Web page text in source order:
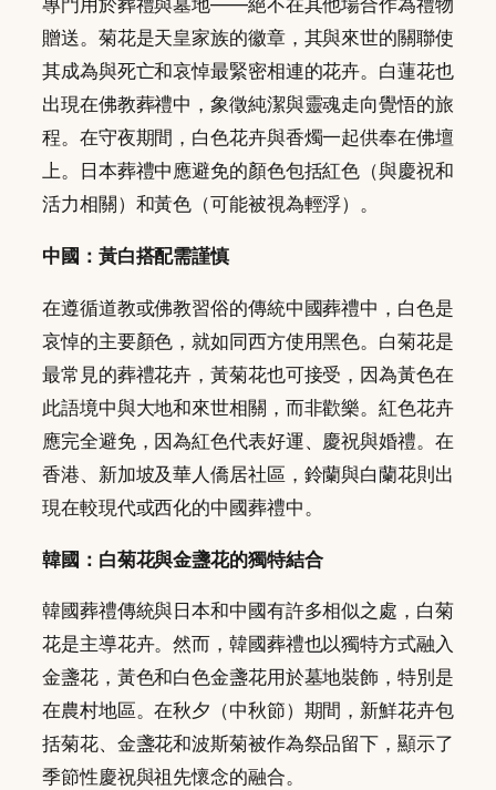
專門用於葬禮與墓地——絕不在其他場合作為禮物
贈送。菊花是天皇家族的徽章，其與來世的關聯使
其成為與死亡和哀悼最緊密相連的花卉。白蓮花也
出現在佛教葬禮中，象徵純潔與靈魂走向覺悟的旅
程。在守夜期間，白色花卉與香燭一起供奉在佛壇
上。日本葬禮中應避免的顏色包括紅色（與慶祝和
活力相關）和黃色（可能被視為輕浮）。
中國：黃白搭配需謹慎
在遵循道教或佛教習俗的傳統中國葬禮中，白色是
哀悼的主要顏色，就如同西方使用黑色。白菊花是
最常見的葬禮花卉，黃菊花也可接受，因為黃色在
此語境中與大地和來世相關，而非歡樂。紅色花卉
應完全避免，因為紅色代表好運、慶祝與婚禮。在
香港、新加坡及華人僑居社區，鈴蘭與白蘭花則出
現在較現代或西化的中國葬禮中。
韓國：白菊花與金盞花的獨特結合
韓國葬禮傳統與日本和中國有許多相似之處，白菊
花是主導花卉。然而，韓國葬禮也以獨特方式融入
金盞花，黃色和白色金盞花用於墓地裝飾，特別是
在農村地區。在秋夕（中秋節）期間，新鮮花卉包
括菊花、金盞花和波斯菊被作為祭品留下，顯示了
季節性慶祝與祖先懷念的融合。